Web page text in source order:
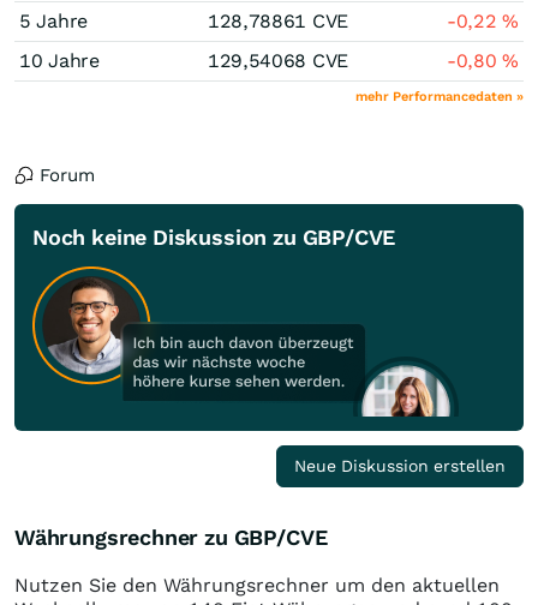
5 Jahre 128,78861 CVE -0,22%
10 Jahre
129,54068 CVE -0,80%
mehr Performancedaten »
Forum
Noch keine Diskussion zu GBP/CVE
Neue Diskussion erstellen
Währungsrechner zu GBP/CVE
Nutzen Sie den Währungsrechner um den aktuellen